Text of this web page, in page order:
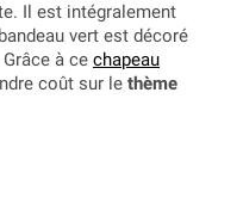
Il est intégralement
vert est décoré
à ce chapeau
coût sur le thème